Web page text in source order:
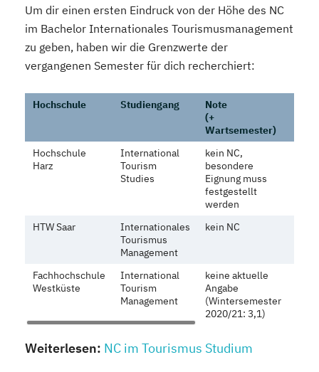
Um dir einen ersten Eindruck von der Höhe des NC
im Bachelor Internationales Tourismusmanagement
zu geben, haben wir die Grenzwerte der
vergangenen Semester für dich recherchiert:
Hochschule Studiengang
Note
(+
Wartsemester)
Hochschule
Harz
International
Tourism
Studies
kein NC,
besondere
Eignung muss
festgestellt
werden
HTW Saar
Internationales
Tourismus
Management
kein NC
Fachhochschule
Westküste
International
Tourism
Management
keine aktuelle
Angabe
(Wintersemester
2020/21: 3,1)
Weiterlesen: NC im Tourismus Studium